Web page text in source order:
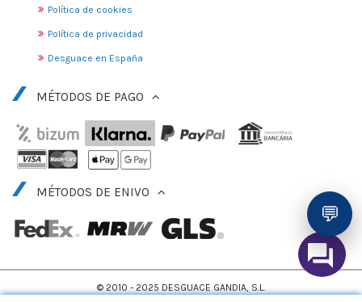
Política de cookies
Política de privacidad
Desguace en España
MÉTODOS DE PAGO
MÉTODOS DE ENIVO
💬
© 2010 - 2025 DESGUACE GANDIA, S.L.